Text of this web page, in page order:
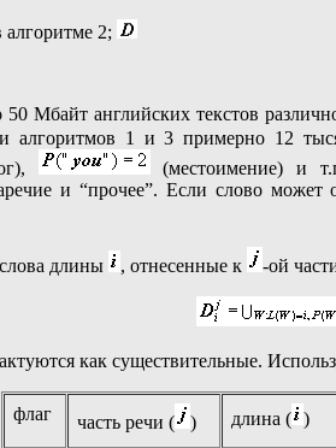
2;
Мбайт английских текстов
алгоритмов 1 и 3 примерно 12
(местоимение) и
и “прочее”. Если слово
длины , отнесенные к -ой
как существительные.
флаг часть речи ( ) длина ( )